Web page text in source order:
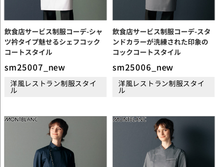
飲食店サービス制服コーデ-シャ
ツ衿タイプ魅せるシェフコック
コートスタイル
sm25007_new
洋風レストラン制服スタイ
ル
飲食店サービス制服コーデ-スタ
ンドカラーが洗練された印象の
コックコートスタイル
sm25006_new
洋風レストラン制服スタイ
ル